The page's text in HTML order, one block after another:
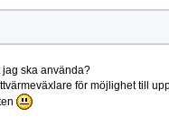
jag ska använda?
för möjlighet till